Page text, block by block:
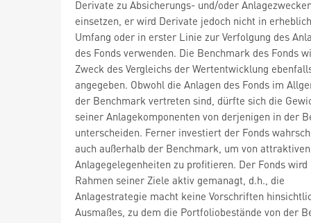
Derivate zu Absicherungs- und/oder
einsetzen, er wird Derivate jedoch nicht in
Umfang oder in erster Linie zur Verfolgung des
des Fonds verwenden. Die Benchmark des Fonds
Zweck des Vergleichs der Wertentwicklung
angegeben. Obwohl die Anlagen des Fonds im
der Benchmark vertreten sind, dürfte sich die
seiner Anlagekomponenten von derjenigen in der
unterscheiden. Ferner investiert der Fonds
auch außerhalb der Benchmark, um von attraktiven
Anlagegelegenheiten zu profitieren. Der Fonds wird
Rahmen seiner Ziele aktiv gemanagt, d.h., die
Anlagestrategie macht keine Vorschriften
Ausmaßes, zu dem die Portfoliobestände von der